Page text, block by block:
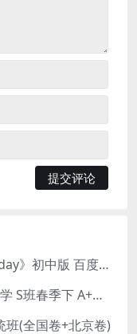
一天一个小故事《one story a day》初中版 百度网盘分享下载
初中数学 2024初一数学 朱韬数学 S班春季下 A+班春季下 百度云网盘
(全国卷+北京卷)